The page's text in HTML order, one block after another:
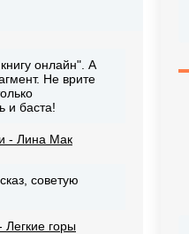
онлайн". А
Не врите
и баста!
- Лина Мак
советую
горы